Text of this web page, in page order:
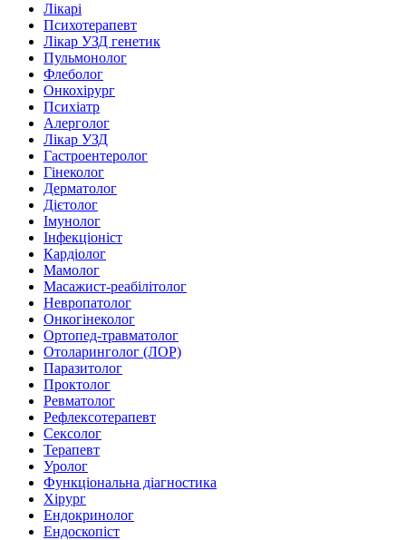
Лікарі
Психотерапевт
Лікар УЗД генетик
Пульмонолог
Флеболог
Онкохірург
Психіатр
Алерголог
Лікар УЗД
Гастроентеролог
Гінеколог
Дерматолог
Дієтолог
Імунолог
Інфекціоніст
Кардіолог
Мамолог
Масажист-реабілітолог
Невропатолог
Онкогінеколог
Ортопед-травматолог
Отоларинголог (ЛОР)
Паразитолог
Проктолог
Ревматолог
Рефлексотерапевт
Сексолог
Терапевт
Уролог
Функціональна діагностика
Хірург
Ендокринолог
Ендоскопіст